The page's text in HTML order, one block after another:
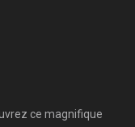
ce magnifique